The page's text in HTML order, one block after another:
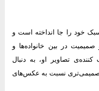
خود را جا انداخته است و
در بین خانواده‌ها و
تصاویر او، به دنبال
صمیمی‌تری نسبت به عکس‌های